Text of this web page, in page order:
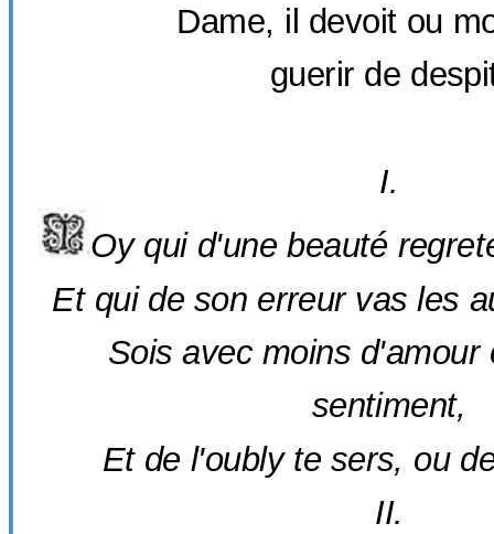
Dame, il devoit ou
guerir de
I.
Oy qui d'une beauté
Et qui de son erreur vas les
Sois avec moins d'amour
sentiment,
Et de l'oubly te sers, ou
II.